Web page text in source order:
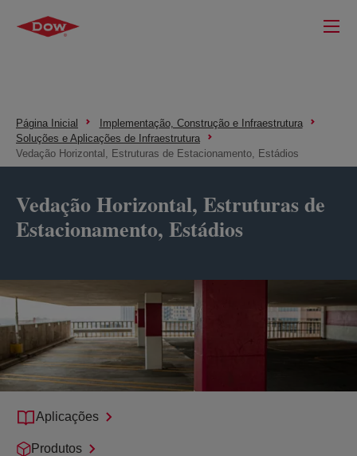
Página Inicial
Implementação, Construção e Infraestrutura
Soluções e Aplicações de Infraestrutura
Vedação Horizontal, Estruturas de Estacionamento, Estádios
Vedação Horizontal, Estruturas de
Estacionamento, Estádios
Aplicações
Produtos